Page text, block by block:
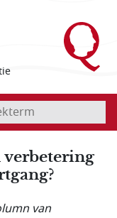
zoekterm
verbetering
van